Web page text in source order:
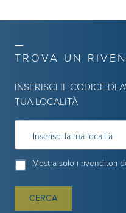
TROVA UN
INSERISCI IL CODICE DI
TUA LOCALITÀ
Inserisci la tua località
Mostra solo i rivenditori
CERCA